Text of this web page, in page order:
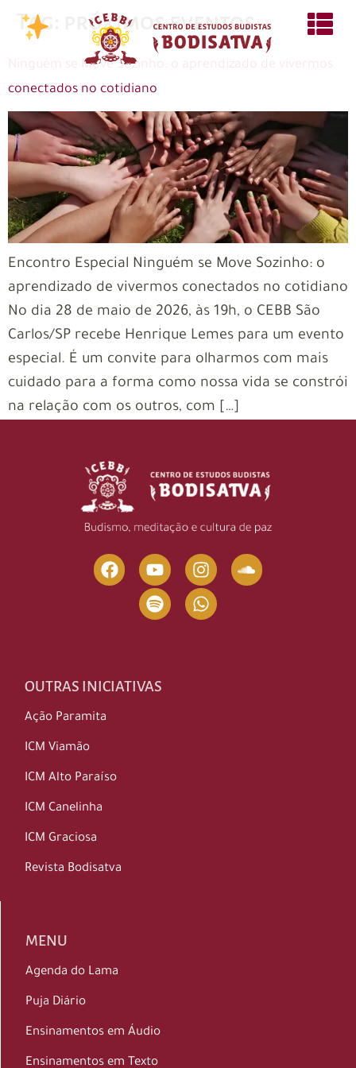
Tag: próximos eventos
Ninguém se Move Sozinho: o aprendizado de vivermos
conectados no cotidiano
Encontro Especial Ninguém se Move Sozinho: o
aprendizado de vivermos conectados no cotidiano
No dia 28 de maio de 2026, às 19h, o CEBB São
Carlos/SP recebe Henrique Lemes para um evento
especial. É um convite para olharmos com mais
cuidado para a forma como nossa vida se constrói
na relação com os outros, com […]
OUTRAS INICIATIVAS
Ação Paramita
ICM Viamão
ICM Alto Paraíso
ICM Canelinha
ICM Graciosa
Revista Bodisatva
MENU
Agenda do Lama
Puja Diário
Ensinamentos em Áudio
Ensinamentos em Texto